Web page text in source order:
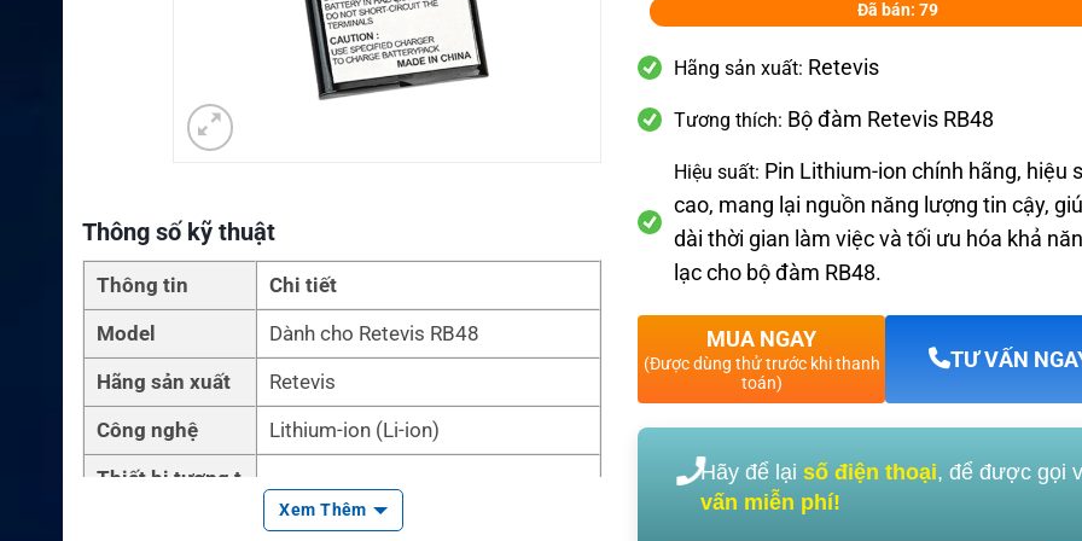
Thông số kỹ thuật
Thông tin
Chi tiết
Model
Dành cho Retevis RB48
Hãng sản xuất
Retevis
Công nghệ
Lithium-ion (Li-ion)
Thiết bị tương t
Bộ đàm Retevis RB48 Series
Xem Thêm
Đã bán: 79
Hãng sản xuất: Retevis
Tương thích: Bộ đàm Retevis RB48
Hiệu suất: Pin Lithium-ion chính hãng, hiệu
cao, mang lại nguồn năng lượng tin cậy,
dài thời gian làm việc và tối ưu hóa khả
lạc cho bộ đàm RB48.
MUA NGAY
(Được dùng thử trước khi thanh
toán)
TƯ VẤN
Hãy để lạisố điện thoại, để được gọi
vấn miễn phí!